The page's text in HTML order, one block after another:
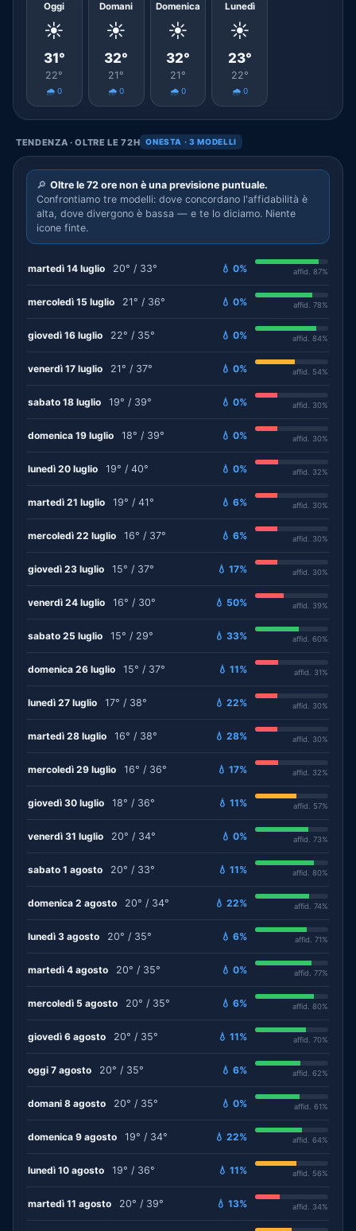
Oggi
☀️
31°
22°
🌧️ 0
Domani
☀️
32°
21°
🌧️ 0
Domenica
☀️
32°
21°
🌧️ 0
Lunedì
☀️
23°
22°
🌧️ 0
TENDENZA · OLTRE LE 72H ONESTA · 3 MODELLI
🔎 Oltre le 72 ore non è una previsione puntuale.
Confrontiamo tre modelli: dove concordano l'affidabilità è
alta, dove divergono è bassa — e te lo diciamo. Niente
icone finte.
martedì 14 luglio 20° / 33° 💧 0% affid. 87%
mercoledì 15 luglio 21° / 36° 💧 0% affid. 78%
giovedì 16 luglio 22° / 35° 💧 0% affid. 84%
venerdì 17 luglio 21° / 37° 💧 0% affid. 54%
sabato 18 luglio 19° / 39° 💧 0% affid. 30%
domenica 19 luglio 18° / 39° 💧 0% affid. 30%
lunedì 20 luglio 19° / 40° 💧 0% affid. 32%
martedì 21 luglio 19° / 41° 💧 6% affid. 30%
mercoledì 22 luglio 16° / 37° 💧 6% affid. 30%
giovedì 23 luglio 15° / 37° 💧 17% affid. 30%
venerdì 24 luglio 16° / 30° 💧 50% affid. 39%
sabato 25 luglio 15° / 29° 💧 33% affid. 60%
domenica 26 luglio 15° / 37° 💧 11% affid. 31%
lunedì 27 luglio 17° / 38° 💧 22% affid. 30%
martedì 28 luglio 16° / 38° 💧 28% affid. 30%
mercoledì 29 luglio 16° / 36° 💧 17% affid. 32%
giovedì 30 luglio 18° / 36° 💧 11% affid. 57%
venerdì 31 luglio 20° / 34° 💧 0% affid. 73%
sabato 1 agosto 20° / 33° 💧 11% affid. 80%
domenica 2 agosto 20° / 34° 💧 22% affid. 74%
lunedì 3 agosto 20° / 35° 💧 6% affid. 71%
martedì 4 agosto 20° / 35° 💧 0% affid. 77%
mercoledì 5 agosto 20° / 35° 💧 6% affid. 80%
giovedì 6 agosto 20° / 35° 💧 11% affid. 70%
oggi 7 agosto 20° / 35° 💧 6% affid. 62%
domani 8 agosto 20° / 35° 💧 0% affid. 61%
domenica 9 agosto 19° / 34° 💧 22% affid. 64%
lunedì 10 agosto 19° / 36° 💧 11% affid. 56%
martedì 11 agosto 20° / 39° 💧 13% affid. 34%